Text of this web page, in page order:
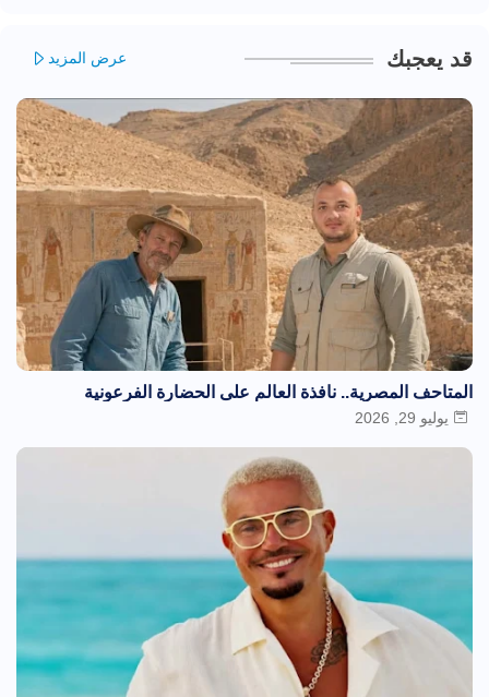
قد يعجبك عرض المزيد
المتاحف المصرية.. نافذة العالم على الحضارة الفرعونية
يوليو 29, 2026